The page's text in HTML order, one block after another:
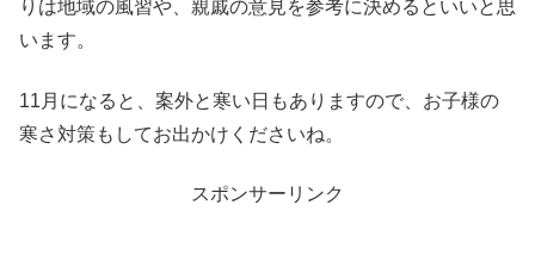
りは地域の風習や、親戚の意見を参考に決めるといいと思
います。
11月になると、案外と寒い日もありますので、お子様の
寒さ対策もしてお出かけくださいね。
スポンサーリンク